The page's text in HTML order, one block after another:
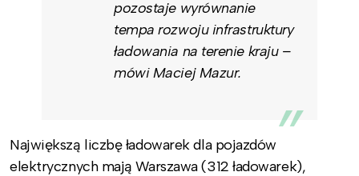
pozostaje wyrównanie
tempa rozwoju infrastruktury
ładowania na terenie kraju –
mówi Maciej Mazur.
Największą liczbę ładowarek dla pojazdów
elektrycznych mają Warszawa (312 ładowarek),